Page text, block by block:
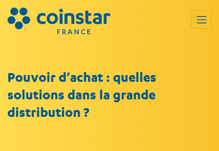
Pouvoir d’achat : quelles
solutions dans la grande
distribution ?